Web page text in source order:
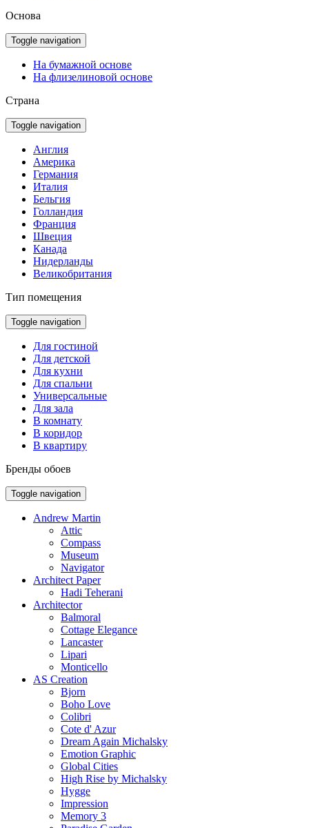
Основа
Toggle navigation
На бумажной основе
На флизелиновой основе
Страна
Toggle navigation
Англия
Америка
Германия
Италия
Бельгия
Голландия
Франция
Швеция
Канада
Нидерланды
Великобритания
Тип помещения
Toggle navigation
Для гостиной
Для детской
Для кухни
Для спальни
Универсальные
Для зала
В комнату
В коридор
В квартиру
Бренды обоев
Toggle navigation
Andrew Martin
Attic
Compass
Museum
Navigator
Architect Paper
Hadi Teherani
Architector
Balmoral
Cottage Elegance
Lancaster
Lipari
Monticello
AS Creation
Bjorn
Boho Love
Colibri
Cote d' Azur
Dream Again Michalsky
Emotion Graphic
Global Cities
High Rise by Michalsky
Hygge
Impression
Memory 3